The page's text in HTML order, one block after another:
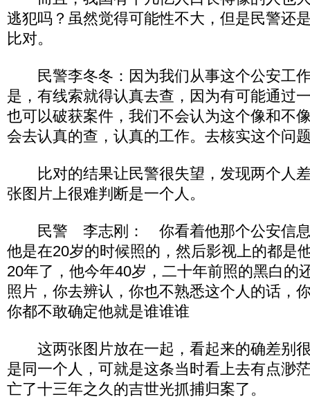
逃犯吗？虽然觉得可能性不大，但是民警还
比对。
民警李冬冬：因为我们从事这个公安工
是，有线索就得认真去查，因为有可能通过
也可以破获案件，我们不会认为这个像和不
会去认真的查，认真的工作。去核实这个问
比对的结果让民警很失望，发现两个人
张图片上很难判断是一个人。
民警 李志刚： 你看着他那个公安信息
他是在20岁的时候照的，然后影视上的都是
20年了，他今年40岁，二十年前照的黑白的
照片，你去辨认，你也不熟悉这个人的话，
你都不敢确定他就是谁谁谁
这两张图片放在一起，看起来的确差别
是同一个人，可就是这条当时看上去有点渺
亡了十三年之久的吉世光抓捕归案了。